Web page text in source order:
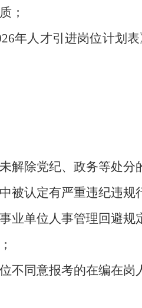
；
年人才引进岗位计划
解除党纪、政务等处分
被认定有严重违纪违规
业单位人事管理回避规
不同意报考的在编在岗